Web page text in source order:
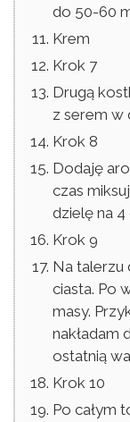
do 50-60
Krem
Krok 7
Drugą
z serem w
Krok 8
Dodaję
czas
dzielę na 4
Krok 9
Na talerzu
ciasta. Po
masy.
nakładam
ostatnią
Krok 10
Po całym